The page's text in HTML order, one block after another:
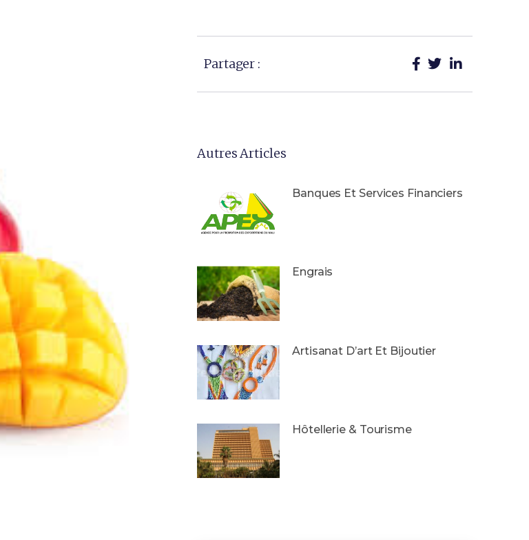
Partager :
Autres Articles
Banques Et Services Financiers
Engrais
Artisanat D’art Et Bijoutier
Hôtellerie & Tourisme